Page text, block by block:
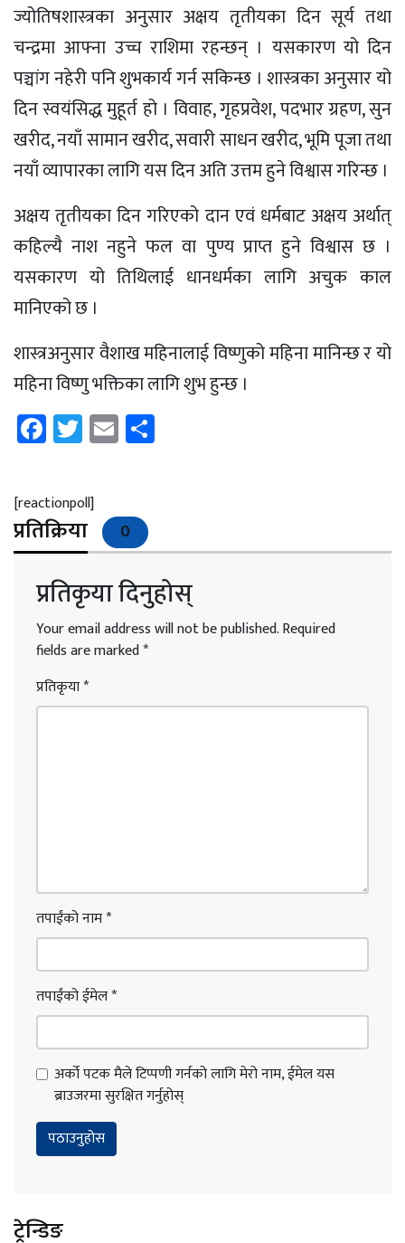
ज्योतिषशास्त्रका अनुसार अक्षय तृतीयका दिन सूर्य तथा
चन्द्रमा आफ्ना उच्च राशिमा रहन्छन् । यसकारण यो दिन
पञ्चांग नहेरी पनि शुभकार्य गर्न सकिन्छ । शास्त्रका अनुसार यो
दिन स्वयंसिद्ध मुहूर्त हो । विवाह, गृहप्रवेश, पदभार ग्रहण, सुन
खरीद, नयाँ सामान खरीद, सवारी साधन खरीद, भूमि पूजा तथा
नयाँ व्यापारका लागि यस दिन अति उत्तम हुने विश्वास गरिन्छ ।
अक्षय तृतीयका दिन गरिएको दान एवं धर्मबाट अक्षय अर्थात्
कहिल्यै नाश नहुने फल वा पुण्य प्राप्त हुने विश्वास छ ।
यसकारण यो तिथिलाई धानधर्मका लागि अचुक काल
मानिएको छ ।
शास्त्रअनुसार वैशाख महिनालाई विष्णुको महिना मानिन्छ र यो
महिना विष्णु भक्तिका लागि शुभ हुन्छ ।
Facebook
Twitter
Email
[reactionpoll]
प्रतिक्रिया 0
प्रतिकृया दिनुहोस्
Your email address will not be published.Required
fields are marked*
प्रतिकृया*
तपाईंको नाम*
तपाईंको ईमेल*
अर्को पटक मैले टिप्पणी गर्नको लागि मेरो नाम, ईमेल यस
ब्राउजरमा सुरक्षित गर्नुहोस्
ट्रेन्डिङ